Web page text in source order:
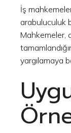
İş
arabuluculuk
Mahkemeler,
yargılamaya